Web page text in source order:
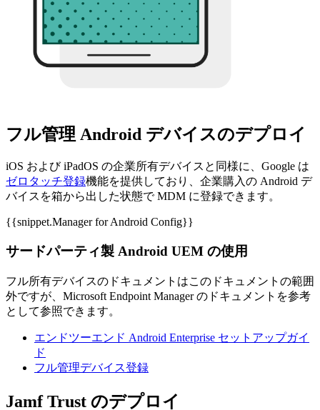
フル管理 Android デバイスのデプロイ
iOS および iPadOS の企業所有デバイスと同様に、Google は
ゼロタッチ登録機能を提供しており、企業購入の Android デ
バイスを箱から出した状態で MDM に登録できます。
{{snippet.Manager for Android Config}}
サードパーティ製 Android UEM の使用
フル所有デバイスのドキュメントはこのドキュメントの範囲
外ですが、Microsoft Endpoint Manager のドキュメントを参考
として参照できます。
エンドツーエンド Android Enterprise セットアップガイ
ド
フル管理デバイス登録
Jamf Trust のデプロイ